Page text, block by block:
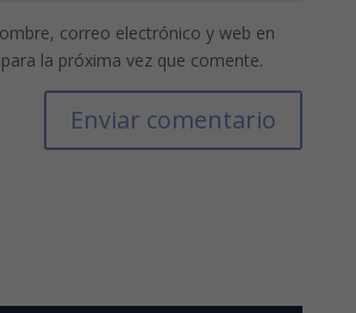
correo electrónico y web en
la próxima vez que comente.